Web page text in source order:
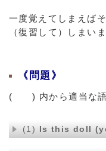
一度覚えてしまえば
（復習して）しまい
《問題》
( ) 内から適当な語
(1) Is this doll